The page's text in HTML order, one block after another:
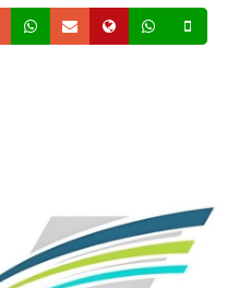
TelefoneWhatsapp
Email Site